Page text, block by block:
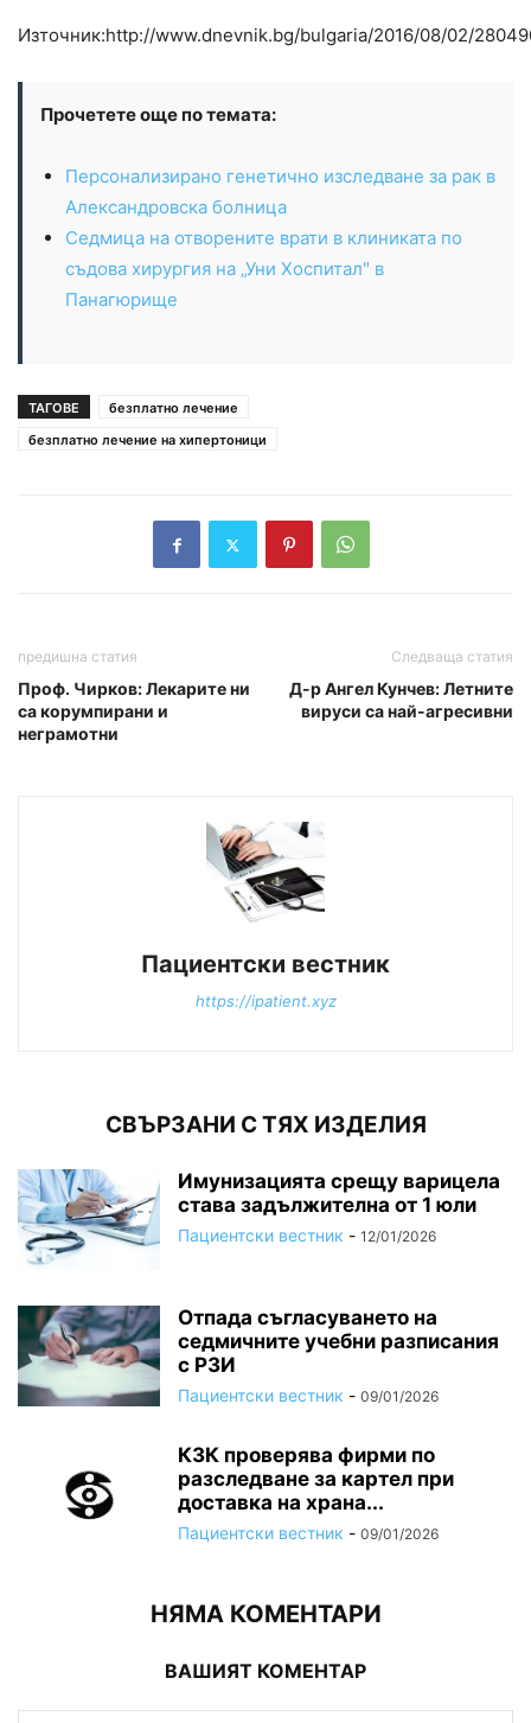
Източник:http://www.dnevnik.bg/bulgaria/2016/08/02/
Прочетете още по темата:
Персонализирано генетично изследване за рак в
Александровска болница
Седмица на отворените врати в клиниката по
съдова хирургия на „Уни Хоспитал" в
Панагюрище
ТАГОВЕ
безплатно лечение
безплатно лечение на хипертоници
предишна статия
Проф. Чирков: Лекарите ни
са корумпирани и
неграмотни
Следваща статия
Д-р Ангел Кунчев: Летните
вируси са най-агресивни
Пациентски вестник
https://ipatient.xyz
СВЪРЗАНИ С ТЯХ ИЗДЕЛИЯ
Имунизацията срещу варицела
става задължителна от 1 юли
Пациентски вестник - 12/01/2026
Отпада съгласуването на
седмичните учебни разписания
с РЗИ
Пациентски вестник - 09/01/2026
КЗК проверява фирми по
разследване за картел при
доставка на храна...
Пациентски вестник - 09/01/2026
НЯМА КОМЕНТАРИ
ВАШИЯТ КОМЕНТАР